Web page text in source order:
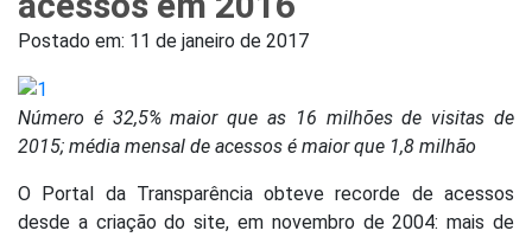
Postado em: 11 de janeiro de 2017
Número é 32,5% maior que as 16 milhões de visitas de
2015; média mensal de acessos é maior que 1,8 milhão
O Portal da Transparência obteve recorde de acessos
desde a criação do site, em novembro de 2004: mais de